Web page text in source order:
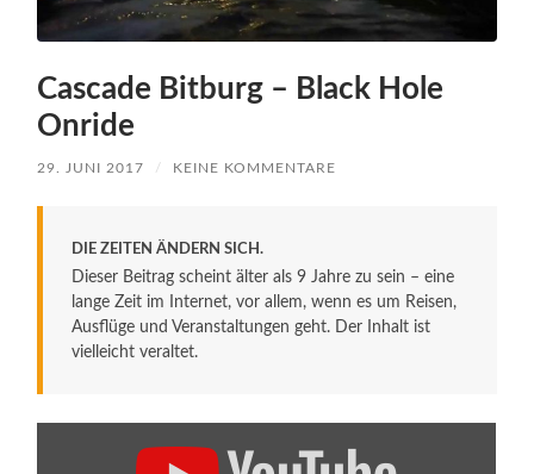
Cascade Bitburg – Black Hole
Onride
29. JUNI 2017 / KEINE KOMMENTARE
DIE ZEITEN ÄNDERN SICH.
Dieser Beitrag scheint älter als 9 Jahre zu sein – eine
lange Zeit im Internet, vor allem, wenn es um Reisen,
Ausflüge und Veranstaltungen geht. Der Inhalt ist
vielleicht veraltet.